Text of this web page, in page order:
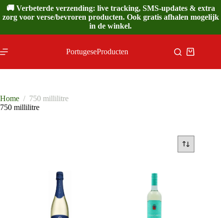
Ga
naar
de
🚚 Verbeterde verzending: live tracking, SMS-updates & extra
zorg voor verse/bevroren producten. Ook gratis afhalen mogelijk
in de winkel.
PortugeseProducten
Home / 750 millilitre
750 millilitre